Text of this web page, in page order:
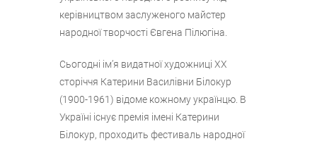
керівництвом заслуженого майстер
народної творчості Євгена Пілюгіна.
Сьогодні ім’я видатної художниці ХХ
сторіччя Катерини Василівни Білокур
(1900-1961) відоме кожному українцю. В
Україні існує премія імені Катерини
Білокур, проходить фестиваль народної